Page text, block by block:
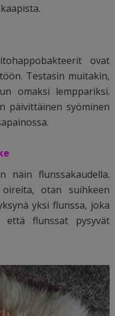
ovat
Testasin muitakin,
omaksi lemppariksi.
päivittäinen syöminen
näin flunssakaudella.
otan suihkeen
yksi flunssa, joka
flunssat pysyvät